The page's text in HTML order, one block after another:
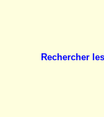
Rechercher